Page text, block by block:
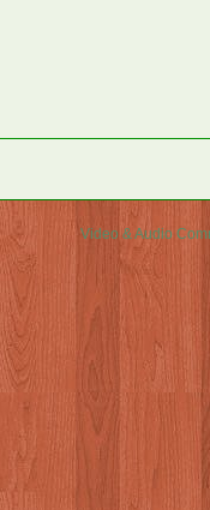
Video & Audio